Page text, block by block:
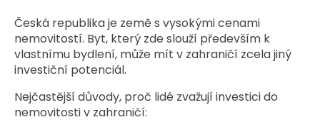
Česká republika je země s vysokými cenami
nemovitostí. Byt, který zde slouží především k
vlastnímu bydlení, může mít v zahraničí zcela jiný
investiční potenciál.
Nejčastější důvody, proč lidé zvažují investici do
nemovitosti v zahraničí: